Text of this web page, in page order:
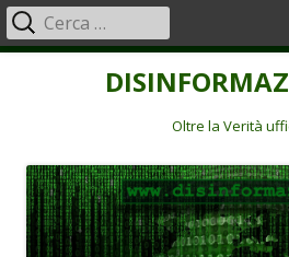
Oltre la Verità
Menu
principale
Ricerca
per: